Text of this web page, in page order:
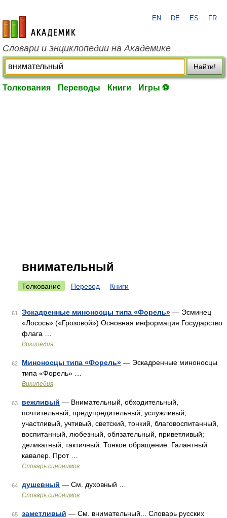
academic.ru
EN DE ES FR
Словари и энциклопедии на Академике
Найти!
Толкования Переводы Книги Игры ⚽
внимательный
Толкование Перевод Книги
61 Эскадренные миноносцы типа «Форель» — Эсминец
«Лосось» («Грозовой») Основная информация Государство
флага …
Википедия
62 Миноносцы типа «Форель» — Эскадренные миноносцы
типа «Форель» …
Википедия
63 вежливый — Внимательный, обходительный,
почтительный, предупредительный, услужливый,
участливый, учтивый, светский, тонкий, благовоспитанный,
воспитанный, любезный, обязательный, приветливый;
деликатный, тактичный. Тонкое обращение. Галантный
кавалер. Прот …
Словарь синонимов
64 душевный — См. духовный …
Словарь синонимов
65 заметливый — См. внимательный... Словарь русских